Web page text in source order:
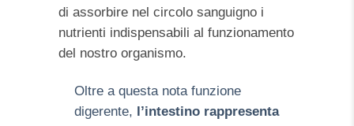
di assorbire nel circolo sanguigno i
nutrienti indispensabili al funzionamento
del nostro organismo.
Oltre a questa nota funzione
digerente, l’intestino rappresenta